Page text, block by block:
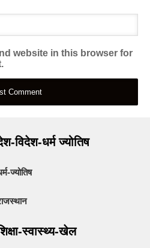
website in this browser for
विदेश-धर्म ज्योतिष
ज्योतिष
स्वास्थ्य-खेल